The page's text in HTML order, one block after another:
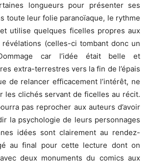
longueurs pour présenter ses
toute leur folie paranoïaque, le rythme
utilise quelques ficelles propres aux
(celles-ci tombant donc un
car l’idée était belle et
extra-terrestres vers la fin de l’épais
de relancer efficacement l’intérêt, ne
les clichés servant de ficelles au récit.
pas reprocher aux auteurs d’avoir
la psychologie de leurs personnages
idées sont clairement au rendez-
au final pour cette lecture dont on
deux monuments du comics aux